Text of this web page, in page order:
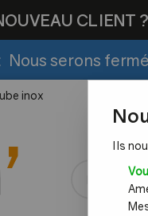
CLIENT ?
Nous serons
inox
Ils